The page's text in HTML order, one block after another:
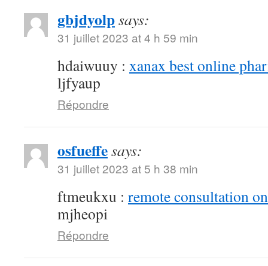
gbjdyolpsays:
31 juillet 2023 at 4 h 59 min
hdaiwuuy : xanax best online
ljfyaup
Répondre
osfueffesays:
31 juillet 2023 at 5 h 38 min
ftmeukxu : remote consultation
mjheopi
Répondre